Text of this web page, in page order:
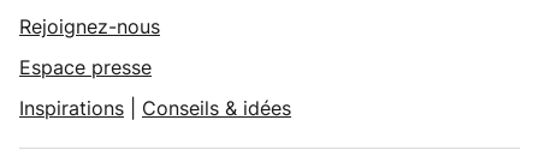
Rejoignez-nous
Espace presse
Inspirations
Conseils & idées